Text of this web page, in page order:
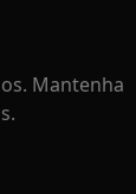
Mantenha